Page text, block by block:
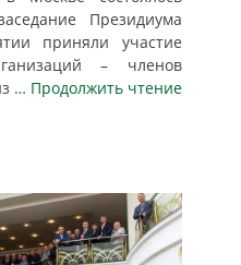
Президиума
приняли участие
– членов
… Продолжить чтение